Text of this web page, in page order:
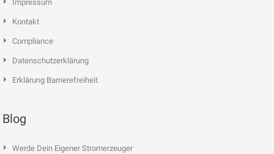
Impressum
Kontakt
Compliance
Datenschutzerklärung
Erklärung Barrierefreiheit
Blog
Werde Dein Eigener Stromerzeuger